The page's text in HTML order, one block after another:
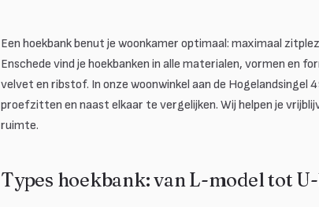
Een hoekbank benut je woonkamer optimaal: maximaal
Enschede vind je hoekbanken in alle materialen, vormen en
velvet en ribstof. In onze woonwinkel aan de Hogelandsingel
proefzitten en naast elkaar te vergelijken. Wij helpen je
ruimte.
Types hoekbank: van L-model tot